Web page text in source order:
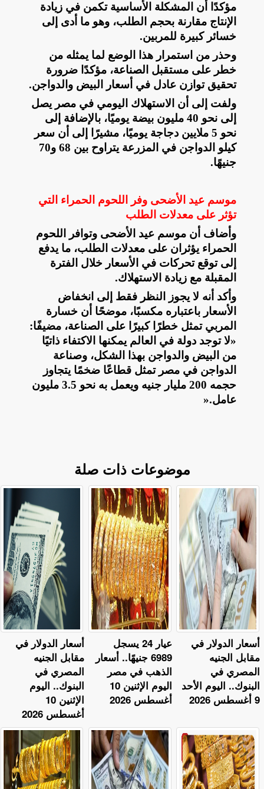
مؤكدًا أن المشكلة الأساسية تكمن في زيادة
الإنتاج مقارنة بحجم الطلب، وهو ما أدى إلى
خسائر كبيرة للمربين.
وحذر من استمرار هذا الوضع لما يمثله من
خطر على مستقبل الصناعة، مؤكدًا ضرورة
تحقيق توازن عادل في أسعار البيض والدواجن.
ولفت إلى أن الاستهلاك اليومي في مصر يصل
إلى نحو 40 مليون بيضة يوميًا، بالإضافة إلى
نحو 5 ملايين دجاجة يوميًا، مشيرًا إلى أن سعر
كيلو الدواجن في المزرعة يتراوح بين 68 و70
جنيهًا.
موسم عيد الأضحى وفر اللحوم الحمراء التي
تؤثر على معدلات الطلب
وأضاف أن موسم عيد الأضحى وتوافر اللحوم
الحمراء يؤثران على معدلات الطلب، ما يدفع
إلى توقع تحركات في الأسعار خلال الفترة
المقبلة مع زيادة الاستهلاك.
وأكد أنه لا يجوز النظر فقط إلى انخفاض
الأسعار باعتباره مكسبًا، موضحًا أن خسارة
المربي تمثل خطرًا كبيرًا على الصناعة، مضيفًا:
«لا توجد دولة في العالم يمكنها الاكتفاء ذاتيًا
من البيض والدواجن بهذا الشكل، وصناعة
الدواجن في مصر تمثل قطاعًا ضخمًا يتجاوز
حجمه 200 مليار جنيه ويعمل به نحو 3.5 مليون
عامل».
موضوعات ذات صلة
أسعار الدولار في
مقابل الجنيه
المصري في
البنوك.. اليوم
الإثنين 10
أغسطس 2026
عيار 24 يسجل
6989 جنيهًا.. أسعار
الذهب في مصر
اليوم الإثنين 10
أغسطس 2026
أسعار الدولار في
مقابل الجنيه
المصري في
البنوك.. اليوم الأحد
9 أغسطس 2026